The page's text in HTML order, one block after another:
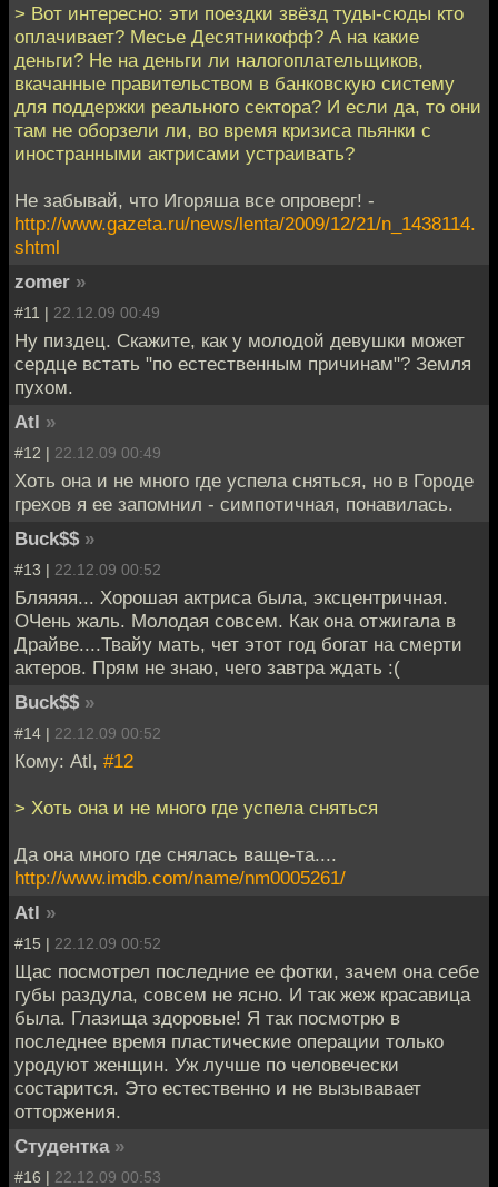
> Вот интересно: эти поездки звёзд туды-сюды кто
оплачивает? Месье Десятникофф? А на какие
деньги? Не на деньги ли налогоплательщиков,
вкачанные правительством в банковскую систему
для поддержки реального сектора? И если да, то они
там не оборзели ли, во время кризиса пьянки с
иностранными актрисами устраивать?
Не забывай, что Игоряша все опроверг! -
http://www.gazeta.ru/news/lenta/2009/12/21/n_1438114.
shtml
zomer »
#11 | 22.12.09 00:49
Ну пиздец. Скажите, как у молодой девушки может
сердце встать "по естественным причинам"? Земля
пухом.
Atl »
#12 | 22.12.09 00:49
Хоть она и не много где успела сняться, но в Городе
грехов я ее запомнил - симпотичная, понавилась.
Buck$$ »
#13 | 22.12.09 00:52
Бляяяя... Хорошая актриса была, эксцентричная.
ОЧень жаль. Молодая совсем. Как она отжигала в
Драйве....Твайу мать, чет этот год богат на смерти
актеров. Прям не знаю, чего завтра ждать :(
Buck$$ »
#14 | 22.12.09 00:52
Кому: Atl, #12
> Хоть она и не много где успела сняться
Да она много где снялась ваще-та....
http://www.imdb.com/name/nm0005261/
Atl »
#15 | 22.12.09 00:52
Щас посмотрел последние ее фотки, зачем она себе
губы раздула, совсем не ясно. И так жеж красавица
была. Глазища здоровые! Я так посмотрю в
последнее время пластические операции только
уродуют женщин. Уж лучше по человечески
состарится. Это естественно и не вызывавает
отторжения.
Студентка »
#16 | 22.12.09 00:53